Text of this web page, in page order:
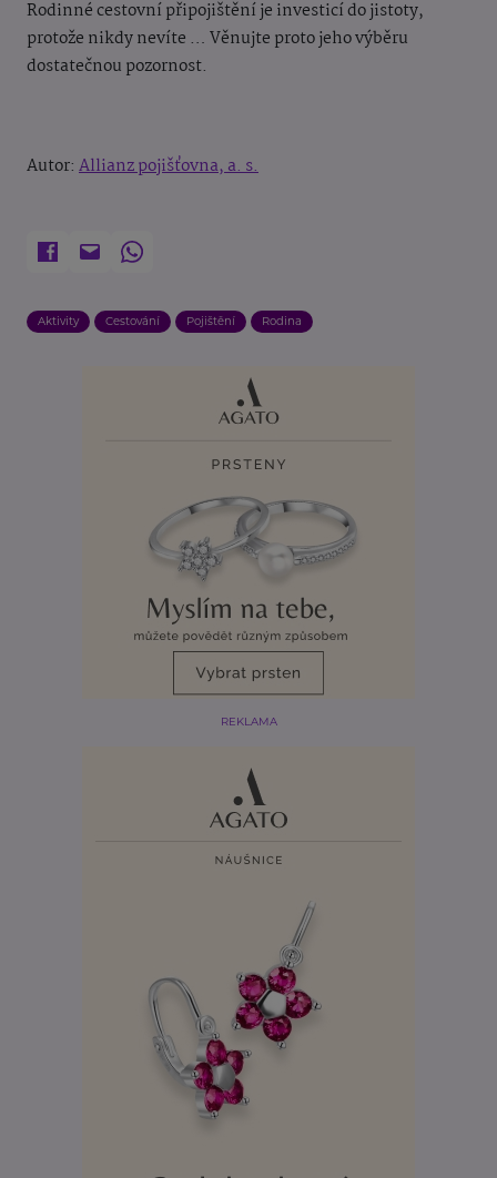
Rodinné cestovní připojištění je investicí do jistoty,
protože nikdy nevíte … Věnujte proto jeho výběru
dostatečnou pozornost.
Autor: Allianz pojišťovna, a. s.
Aktivity Cestování Pojištění Rodina
REKLAMA